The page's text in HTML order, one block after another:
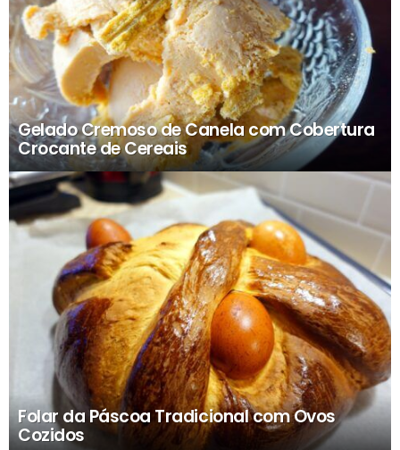
Gelado Cremoso de Canela com Cobertura
Crocante de Cereais
Folar da Páscoa Tradicional com Ovos
Cozidos